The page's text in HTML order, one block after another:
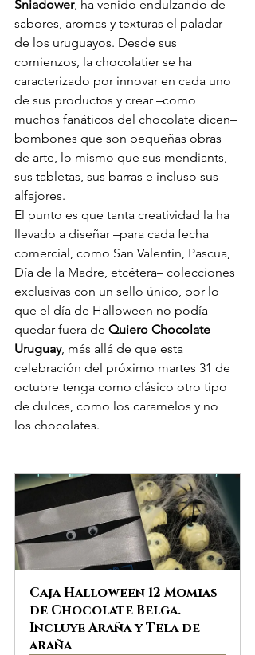
Sniadower, ha venido endulzando de
sabores, aromas y texturas el paladar
de los uruguayos. Desde sus
comienzos, la chocolatier se ha
caracterizado por innovar en cada uno
de sus productos y crear –como
muchos fanáticos del chocolate dicen–
bombones que son pequeñas obras
de arte, lo mismo que sus mendiants,
sus tabletas, sus barras e incluso sus
alfajores.
El punto es que tanta creatividad la ha
llevado a diseñar –para cada fecha
comercial, como San Valentín, Pascua,
Día de la Madre, etcétera– colecciones
exclusivas con un sello único, por lo
que el día de Halloween no podía
quedar fuera de Quiero Chocolate
Uruguay, más allá de que esta
celebración del próximo martes 31 de
octubre tenga como clásico otro tipo
de dulces, como los caramelos y no
los chocolates.
Caja Halloween 12 Momias
de Chocolate Belga.
Incluye Araña y Tela de
araña